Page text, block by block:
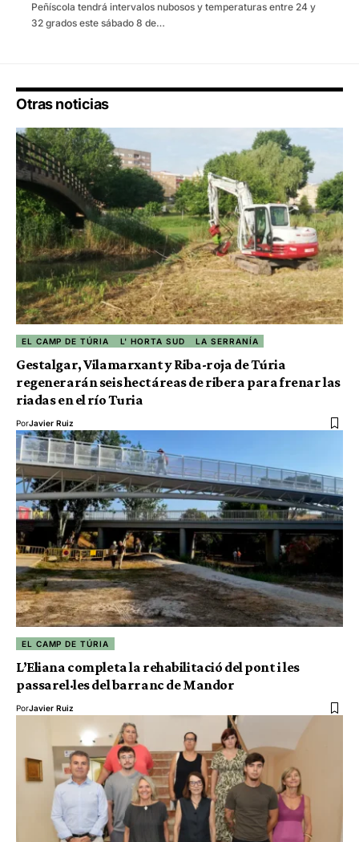
Peñíscola tendrá intervalos nubosos y temperaturas entre 24 y
32 grados este sábado 8 de…
Otras noticias
EL CAMP DE TÚRIA L' HORTA SUD LA SERRANÍA
Gestalgar, Vilamarxant y Riba-roja de Túria
regenerarán seis hectáreas de ribera para frenar las
riadas en el río Turia
PorJavier Ruiz
EL CAMP DE TÚRIA
L’Eliana completa la rehabilitació del pont i les
passarel·les del barranc de Mandor
PorJavier Ruiz